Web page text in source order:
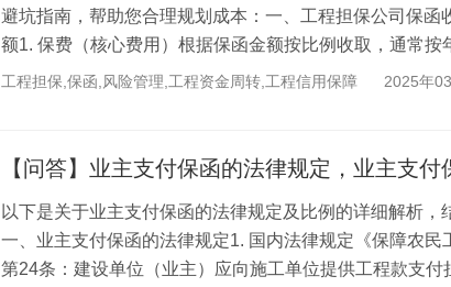
避坑指南，帮助您合理规划成本：一、工程担保公司保函
额1. 保费（核心费用）根据保函金额按比例收取，通常按
0.1%~0.3%/年（具体与企业资质、项目风险挂...
工程担保,保函,风险管理,工程资金周转,工程信用保障 2025年
【问答】业主支付保函的法律规定，业主支付
以下是关于业主支付保函的法律规定及比例的详细解析，
一、业主支付保函的法律规定1. 国内法律规定《保障农民
第24条：建设单位（业主）应向施工单位提供工程款支